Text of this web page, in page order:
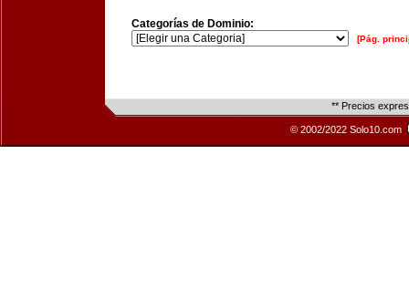
Categorías de Dominio:
[Pág.
** Precios
© 2002/2022 Solo10.com